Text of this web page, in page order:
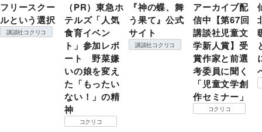
フリースクー
ルという選択
講談社コクリコ
（PR）東急ホ
テルズ「人気
食育イベン
ト」参加レポ
ート 野菜嫌
いの娘を変え
た「もったい
ない！」の精
神
コクリコ
『神の蝶、舞
う果て』公式
サイト
講談社コクリコ
アーカイブ配
信中【第67回
講談社児童文
学新人賞】受
賞作家と前選
考委員に聞く
「児童文学創
作セミナー」
コクリコ